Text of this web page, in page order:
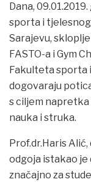
Dana,
sporta i
Sarajevu,
FASTO-a i Gym
Fakulteta sporta
dogovaraju
s ciljem napretka
nauka i struka.
Prof.dr.Haris
odgoja istakao je
značajno za